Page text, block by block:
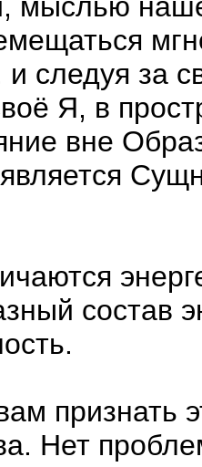
мыслью
и следуя за
Я, в
вне
состав
признать
Нет